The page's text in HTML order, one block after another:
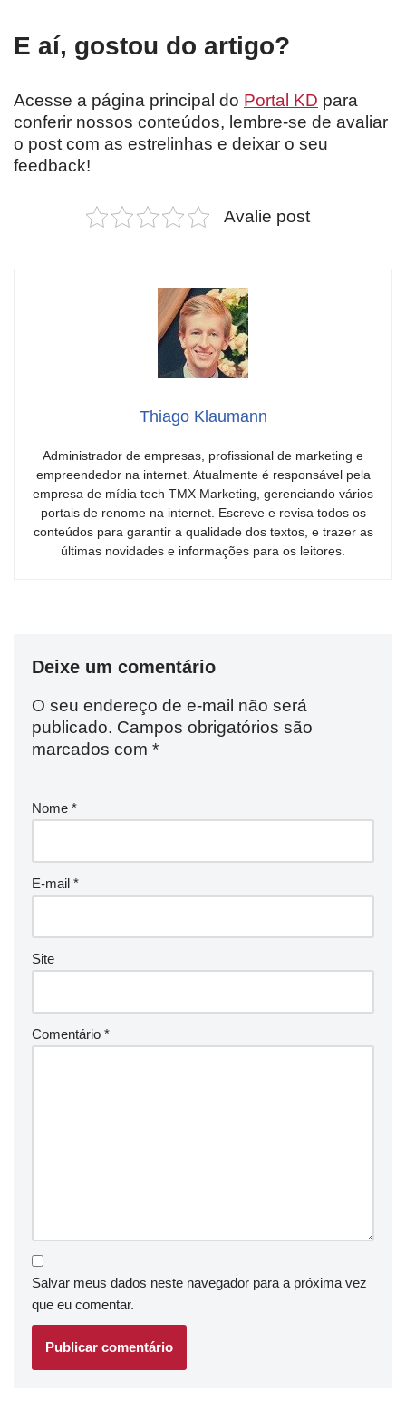
E aí, gostou do artigo?
Acesse a página principal do Portal KD para
conferir nossos conteúdos, lembre-se de avaliar
o post com as estrelinhas e deixar o seu
feedback!
Avalie post
Thiago Klaumann
Administrador de empresas, profissional de marketing e
empreendedor na internet. Atualmente é responsável pela
empresa de mídia tech TMX Marketing, gerenciando vários
portais de renome na internet. Escreve e revisa todos os
conteúdos para garantir a qualidade dos textos, e trazer as
últimas novidades e informações para os leitores.
Deixe um comentário
O seu endereço de e-mail não será
publicado. Campos obrigatórios são
marcados com *
Nome *
E-mail *
Site
Comentário *
Salvar meus dados neste navegador para a próxima vez
que eu comentar.